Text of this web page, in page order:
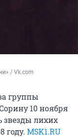
/ Vk.com
группы
10 ноября
звезды лихих
году. MSK1.RU